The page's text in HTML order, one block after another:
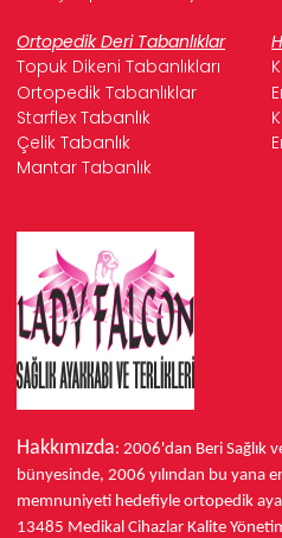
Ortopedik Deri Tabanlıklar
Topuk Dikeni Tabanlıkları
Ortopedik Tabanlıklar
Starflex Tabanlık
Çelik Tabanlık
Mantar Tabanlık
Hakkımızda: 2006'dan Beri Sağlık
bünyesinde, 2006 yılından bu yana
memnuniyeti hedefiyle ortopedik
13485 Medikal Cihazlar Kalite